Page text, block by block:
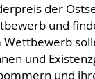
der
und
und
und